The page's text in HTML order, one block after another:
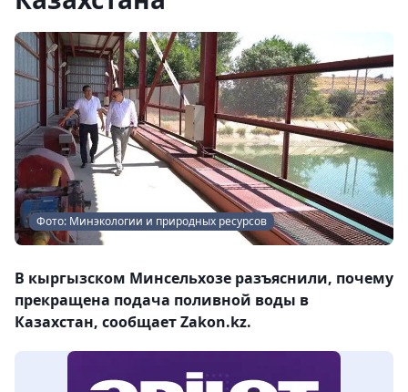
Фото: Минэкологии и природных ресурсов
В кыргызском Минсельхозе разъяснили, почему
прекращена подача поливной воды в
Казахстан, сообщает Zakon.kz.